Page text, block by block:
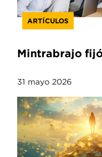
ARTÍCULOS
Mintrabrajo
31 mayo 2026